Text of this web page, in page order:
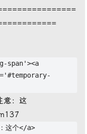
span'><a
意：这
这个</a>